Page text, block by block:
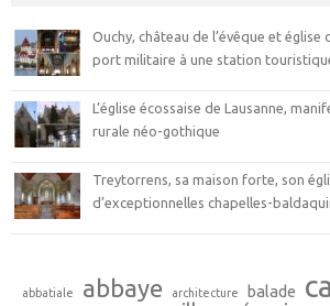
Ouchy, château de l’évêque et église
port militaire à une station
L’église écossaise de Lausanne,
rurale néo-gothique
Treytorrens, sa maison forte, son
d’exceptionnelles chapelles-
abbatiale abbaye architecture balade